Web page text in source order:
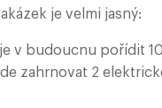
je velmi jasný:
v budoucnu pořídit
zahrnovat 2